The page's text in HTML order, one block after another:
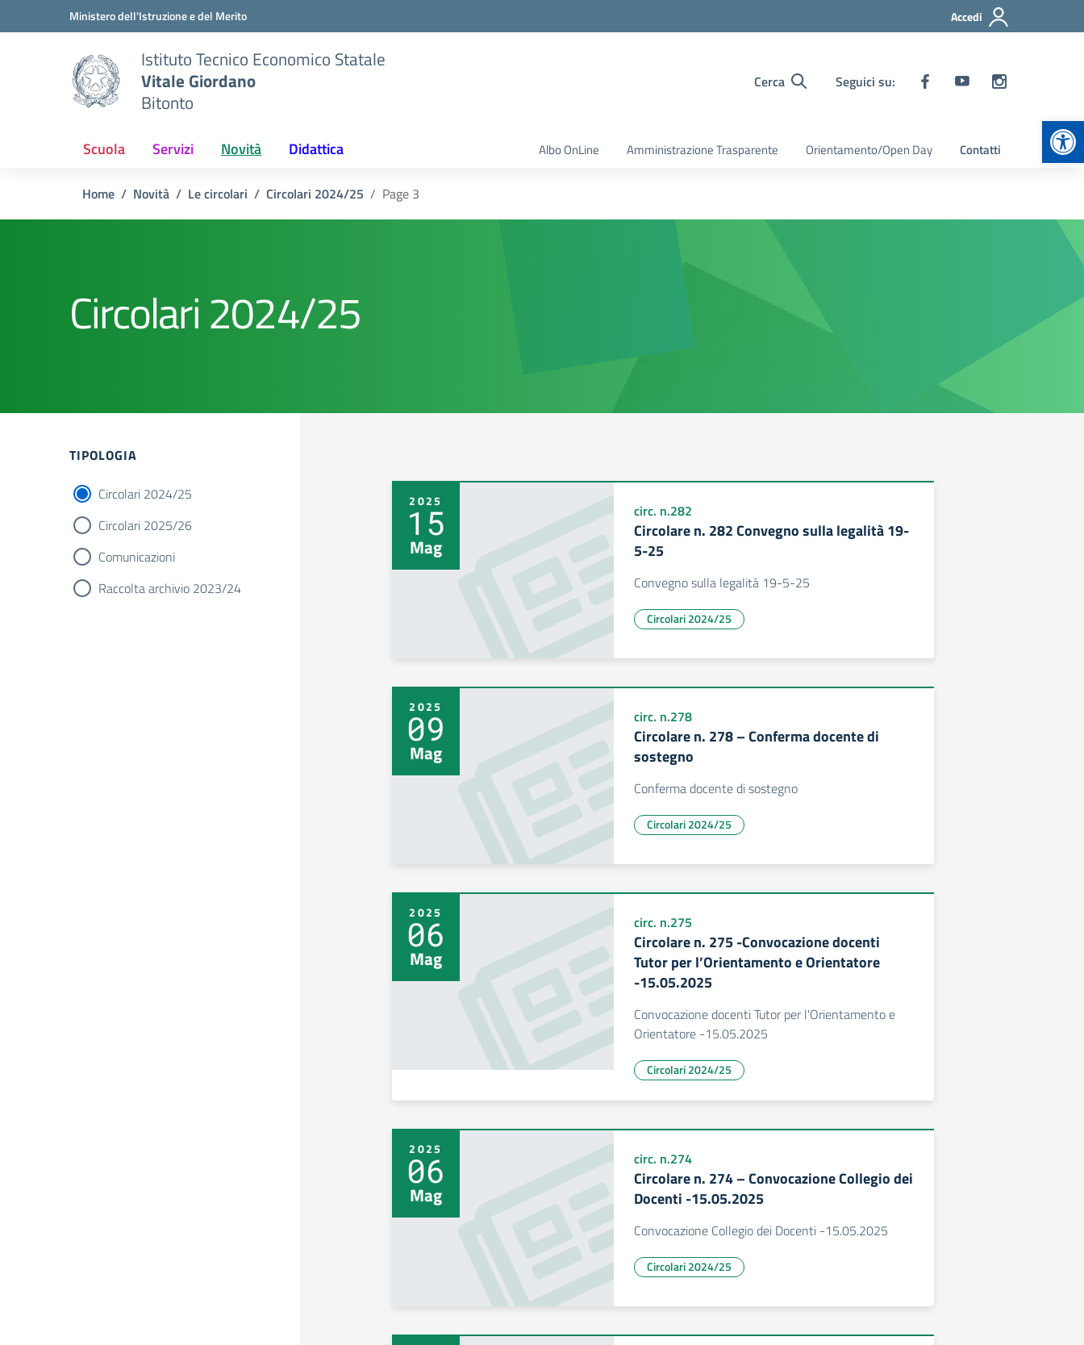
Vai ai contenuti
Vai al menu di navigazioneMinistero dell'Istruzione e del Merito Accedi
Istituto Tecnico Economico Statale
Vitale Giordano
Bitonto
Cerca Seguici su:
Scuola Servizi Novità Didattica Albo OnLine Amministrazione Trasparente Orientamento/Open Day Contatti
Home Novità Le circolari Circolari 2024/25 Page 3
Circolari 2024/25
Filtri
TIPOLOGIA
Circolari 2024/25
Circolari 2025/26
Comunicazioni
Raccolta archivio 2023/24
2025
15
Mag
circ. n.282
Circolare n. 282 Convegno sulla legalità 19-
5-25
Convegno sulla legalità 19-5-25
Circolari 2024/25
2025
09
Mag
circ. n.278
Circolare n. 278 – Conferma docente di
sostegno
Conferma docente di sostegno
Circolari 2024/25
2025
06
Mag
circ. n.275
Circolare n. 275 -Convocazione docenti
Tutor per l’Orientamento e Orientatore
-15.05.2025
Convocazione docenti Tutor per l'Orientamento e
Orientatore -15.05.2025
Circolari 2024/25
2025
06
Mag
circ. n.274
Circolare n. 274 – Convocazione Collegio dei
Docenti -15.05.2025
Convocazione Collegio dei Docenti -15.05.2025
Circolari 2024/25